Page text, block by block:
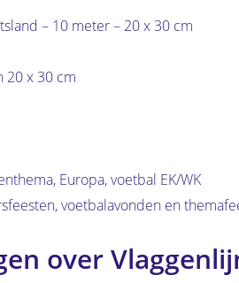
– 10 meter – 20 x 30 cm
20 x 30 cm
Europa, voetbal EK/WK
voetbalavonden en
over